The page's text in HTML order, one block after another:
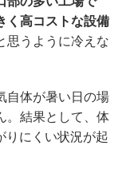
く高コストな設備
思うように冷えな
自体が暑い日の場
。結果として、体
りにくい状況が起